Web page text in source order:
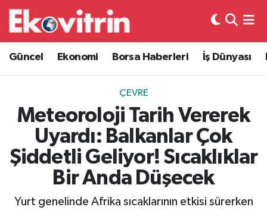
Güncel Ekonomi Borsa Haberleri İş Dünyası
ÇEVRE
Meteoroloji Tarih Vererek
Uyardı: Balkanlar Çok
Şiddetli Geliyor! Sıcaklıklar
Bir Anda Düşecek
Yurt genelinde Afrika sıcaklarının etkisi sürerken
Güncel
Ekonomi
Borsa Haberleri
İş Dünyası
Lojistik
Otovitrin
Hava Durumu
Trafik Durumu
Süper Lig Puan Durumu ve Fikstür
Tüm Manşetler
Son Dakika Haberleri
Haber Arşivi